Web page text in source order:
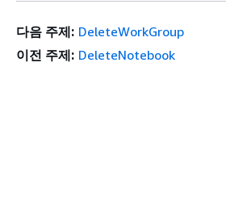
다음 주제: DeleteWorkGroup
이전 주제: DeleteNotebook